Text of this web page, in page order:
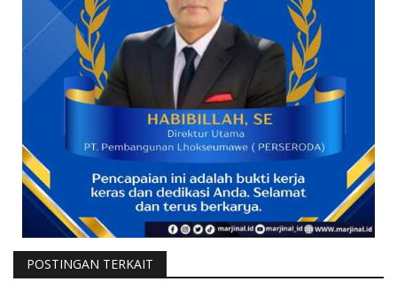
POSTINGAN TERKAIT